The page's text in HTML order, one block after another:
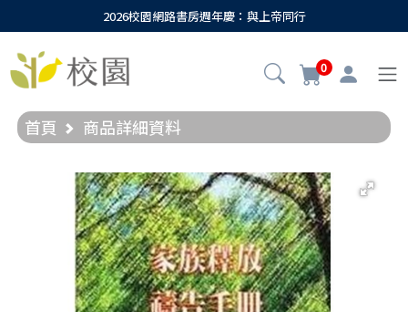
2026校園網路書房週年慶：與上帝同行
0
首頁 商品詳細資料